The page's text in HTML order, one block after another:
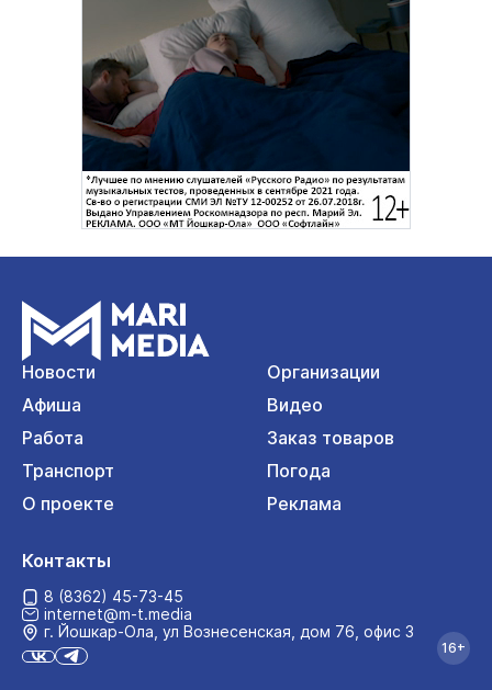
Новости
Организации
Афиша
Видео
Работа
Заказ товаров
Транспорт
Погода
О проекте
Реклама
Контакты
8 (8362) 45-73-45
internet@m-t.media
г. Йошкар‑Ола, ул Вознесенская, дом 76, офис 3
16+